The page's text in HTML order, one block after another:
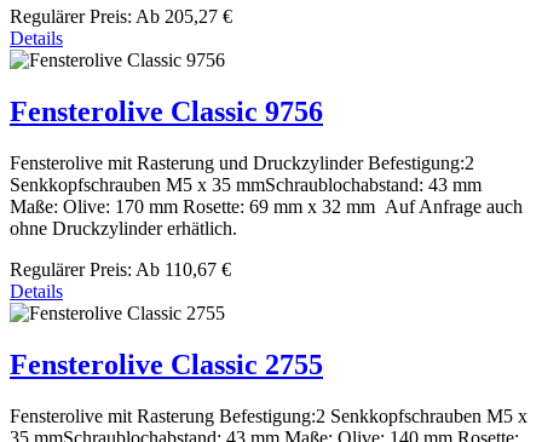
Regulärer Preis: Ab 205,27 €
Details
Fensterolive Classic 9756
Fensterolive mit Rasterung und Druckzylinder Befestigung:2
Senkkopfschrauben M5 x 35 mmSchraublochabstand: 43 mm
Maße: Olive: 170 mm Rosette: 69 mm x 32 mm Auf Anfrage auch
ohne Druckzylinder erhätlich.
Regulärer Preis: Ab 110,67 €
Details
Fensterolive Classic 2755
Fensterolive mit Rasterung Befestigung:2 Senkkopfschrauben M5 x
35 mmSchraublochabstand: 43 mm Maße: Olive: 140 mm Rosette: